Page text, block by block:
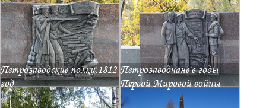
Петрозаводские полки.1812
год
Петрозаводчане в годы
Первой Мировой войны